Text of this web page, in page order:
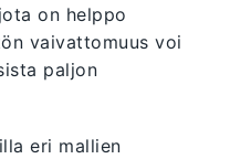
on helppo
vaivattomuus voi
paljon
eri mallien